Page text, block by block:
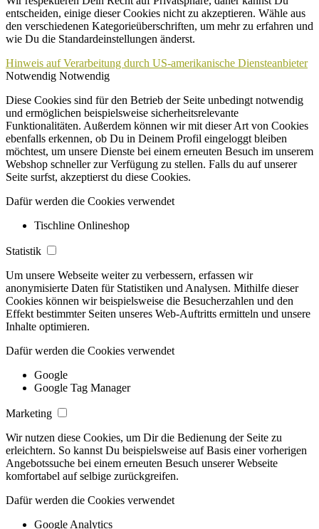
entscheiden, einige dieser Cookies nicht zu akzeptieren. Wähle aus
den verschiedenen Kategorieüberschriften, um mehr zu erfahren und
wie Du die Standardeinstellungen änderst.
Hinweis auf Verarbeitung durch US-amerikanische Diensteanbieter
Notwendig Notwendig
Diese Cookies sind für den Betrieb der Seite unbedingt notwendig
und ermöglichen beispielsweise sicherheitsrelevante
Funktionalitäten. Außerdem können wir mit dieser Art von Cookies
ebenfalls erkennen, ob Du in Deinem Profil eingeloggt bleiben
möchtest, um unsere Dienste bei einem erneuten Besuch im unserem
Webshop schneller zur Verfügung zu stellen. Falls du auf unserer
Seite surfst, akzeptierst du diese Cookies.
Dafür werden die Cookies verwendet
Tischline Onlineshop
Statistik
Um unsere Webseite weiter zu verbessern, erfassen wir
anonymisierte Daten für Statistiken und Analysen. Mithilfe dieser
Cookies können wir beispielsweise die Besucherzahlen und den
Effekt bestimmter Seiten unseres Web-Auftritts ermitteln und unsere
Inhalte optimieren.
Dafür werden die Cookies verwendet
Google
Google Tag Manager
Marketing
Wir nutzen diese Cookies, um Dir die Bedienung der Seite zu
erleichtern. So kannst Du beispielsweise auf Basis einer vorherigen
Angebotssuche bei einem erneuten Besuch unserer Webseite
komfortabel auf selbige zurückgreifen.
Dafür werden die Cookies verwendet
Google Analytics